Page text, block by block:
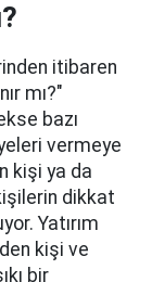
itibaren
mı?"
bazı
vermeye
kişi ya da
dikkat
Yatırım
kişi ve
bir